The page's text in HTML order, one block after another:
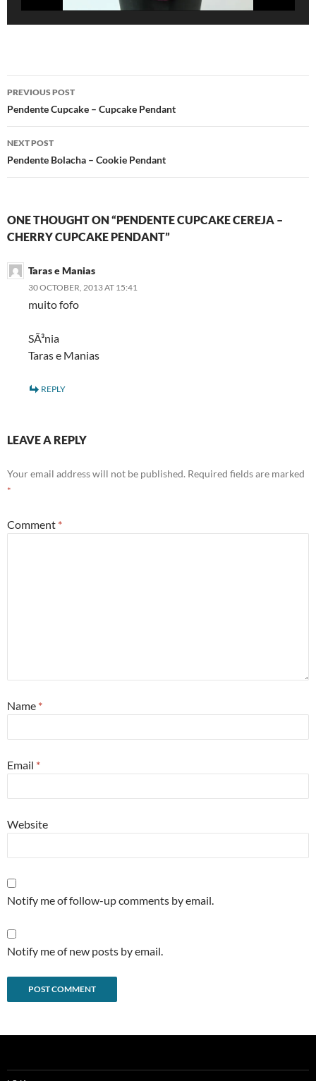
Post
navigation
PREVIOUS POST
Pendente Cupcake – Cupcake Pendant
NEXT POST
Pendente Bolacha – Cookie Pendant
ONE THOUGHT ON “PENDENTE CUPCAKE CEREJA –
CHERRY CUPCAKE PENDANT”
Taras e Manias
30 OCTOBER, 2013 AT 15:41
muito fofo
SÃ³nia
Taras e Manias
REPLY
LEAVE A REPLY
Your email address will not be published. Required fields are marked
*
Comment *
Name *
Email *
Website
Notify me of follow-up comments by email.
Notify me of new posts by email.